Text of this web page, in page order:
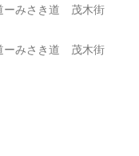
ーみさき道 茂木街
ーみさき道 茂木街